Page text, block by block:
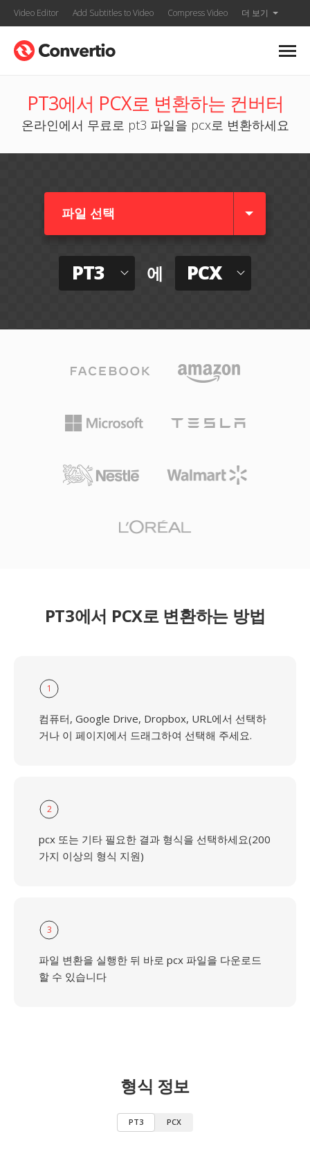
Video Editor Add Subtitles to Video Compress Video 더 보기
PT3에서 PCX로 변환하는 컨버터
온라인에서 무료로 pt3 파일을 pcx로 변환하세요
파일 선택
PT3 에 PCX
PT3에서 PCX로 변환하는 방법
1
컴퓨터, Google Drive, Dropbox, URL에서 선택하
거나 이 페이지에서 드래그하여 선택해 주세요.
2
pcx 또는 기타 필요한 결과 형식을 선택하세요(200
가지 이상의 형식 지원)
3
파일 변환을 실행한 뒤 바로 pcx 파일을 다운로드
할 수 있습니다
형식 정보
PT3 PCX